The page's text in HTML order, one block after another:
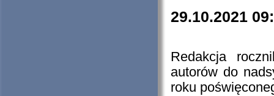
29.10.2021
Redakcja
autorów do
roku